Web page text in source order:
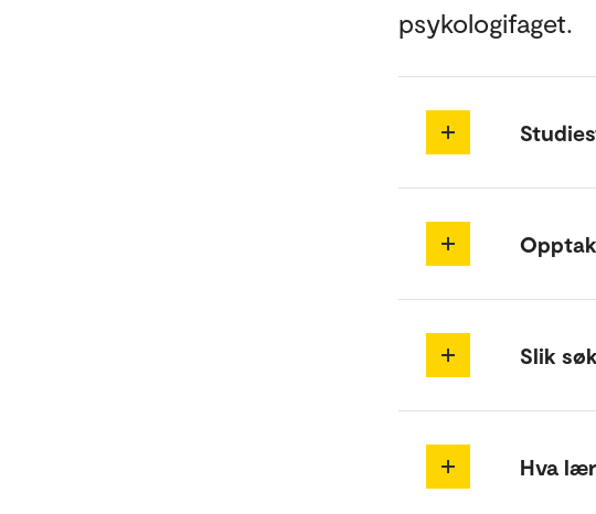
psykologifaget.
Slik
Hva